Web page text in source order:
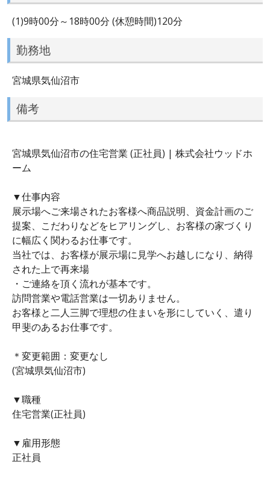
(1)9時00分～18時00分 (休憩時間)120分
勤務地
宮城県気仙沼市
備考
宮城県気仙沼市の住宅営業 (正社員) | 株式会社ウッドホ
ーム
▼仕事内容
展示場へご来場されたお客様へ商品説明、資金計画のご
提案、こだわりなどをヒアリングし、お客様の家づくり
に幅広く関わるお仕事です。
当社では、お客様が展示場に見学へお越しになり、納得
された上で再来場
・ご連絡を頂く流れが基本です。
訪問営業や電話営業は一切ありません。
お客様と二人三脚で理想の住まいを形にしていく、遣り
甲斐のあるお仕事です。
＊変更範囲：変更なし
(宮城県気仙沼市)
▼職種
住宅営業(正社員)
▼雇用形態
正社員